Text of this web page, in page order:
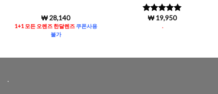
₩28,140
1+1 모든 오렌즈 한달렌즈쿠폰사용
불가
5 중에서
로 평
₩19,950
.
.